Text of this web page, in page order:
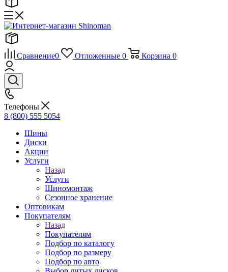
Сравнение0 Отложенные 0 Корзина 0
Телефоны
8 (800) 555 5054
Шины
Диски
Акции
Услуги
Назад
Услуги
Шиномонтаж
Сезонное хранение
Оптовикам
Покупателям
Назад
Покупателям
Подбор по каталогу
Подбор по размеру
Подбор по авто